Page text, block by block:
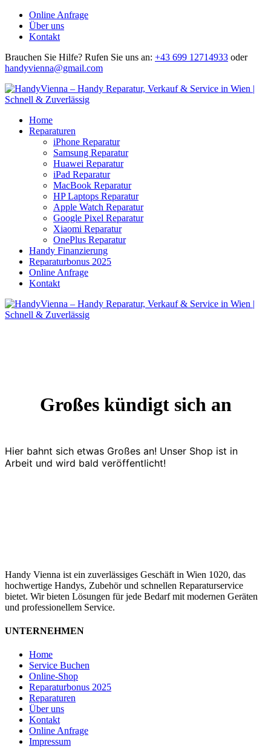
Online Anfrage
Über uns
Kontakt
Brauchen Sie Hilfe? Rufen Sie uns an: +43 699 12714933 oder
handyvienna@gmail.com
Home
Reparaturen
iPhone Reparatur
Samsung Reparatur
Huawei Reparatur
iPad Reparatur
MacBook Reparatur
HP Laptops Reparatur
Apple Watch Reparatur
Google Pixel Reparatur
Xiaomi Reparatur
OnePlus Reparatur
Handy Finanzierung
Reparaturbonus 2025
Online Anfrage
Kontakt
Großes kündigt sich an
Hier bahnt sich etwas Großes an! Unser Shop ist in
Arbeit und wird bald veröffentlicht!
Handy Vienna ist ein zuverlässiges Geschäft in Wien 1020, das
hochwertige Handys, Zubehör und schnellen Reparaturservice
bietet. Wir bieten Lösungen für jede Bedarf mit modernen Geräten
und professionellem Service.
UNTERNEHMEN
Home
Service Buchen
Online-Shop
Reparaturbonus 2025
Reparaturen
Über uns
Kontakt
Online Anfrage
Impressum